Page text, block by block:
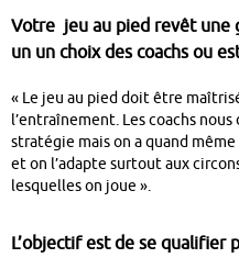
Votre jeu au pied revêt une
un un choix des coachs ou
« Le jeu au pied doit être
l’entraînement. Les coachs
stratégie mais on a quand
et on l’adapte surtout aux
lesquelles on joue ».
L’objectif est de se qualifier